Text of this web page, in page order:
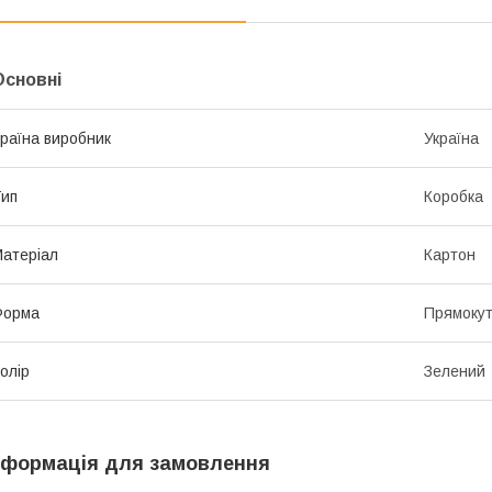
виробник Україна
Коробка
Картон
Зелений
для замовлення